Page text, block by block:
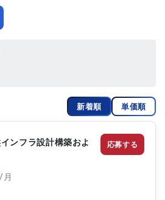
新着順 単価順
ンフラ設計構築およ
月
応募する